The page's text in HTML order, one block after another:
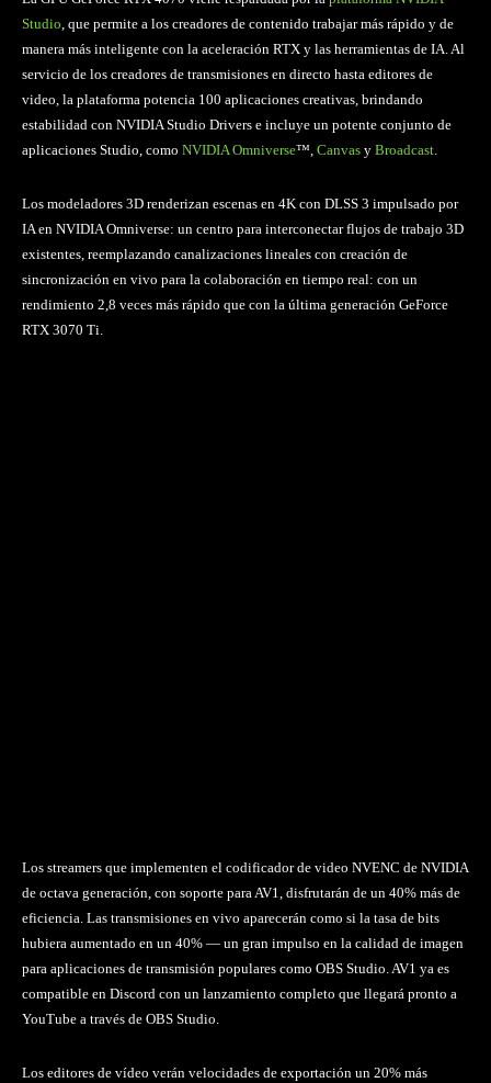
Studio, que permite a los creadores de contenido trabajar más rápido y de
manera más inteligente con la aceleración RTX y las herramientas de IA. Al
servicio de los creadores de transmisiones en directo hasta editores de
video, la plataforma potencia 100 aplicaciones creativas, brindando
estabilidad con NVIDIA Studio Drivers e incluye un potente conjunto de
aplicaciones Studio, como NVIDIA Omniverse™, Canvas y Broadcast.
Los modeladores 3D renderizan escenas en 4K con DLSS 3 impulsado por
IA en NVIDIA Omniverse: un centro para interconectar flujos de trabajo 3D
existentes, reemplazando canalizaciones lineales con creación de
sincronización en vivo para la colaboración en tiempo real: con un
rendimiento 2,8 veces más rápido que con la última generación GeForce
RTX 3070 Ti.
Los streamers que implementen el codificador de video NVENC de NVIDIA
de octava generación, con soporte para AV1, disfrutarán de un 40% más de
eficiencia. Las transmisiones en vivo aparecerán como si la tasa de bits
hubiera aumentado en un 40% — un gran impulso en la calidad de imagen
para aplicaciones de transmisión populares como OBS Studio. AV1 ya es
compatible en Discord con un lanzamiento completo que llegará pronto a
YouTube a través de OBS Studio.
Los editores de vídeo verán velocidades de exportación un 20% más